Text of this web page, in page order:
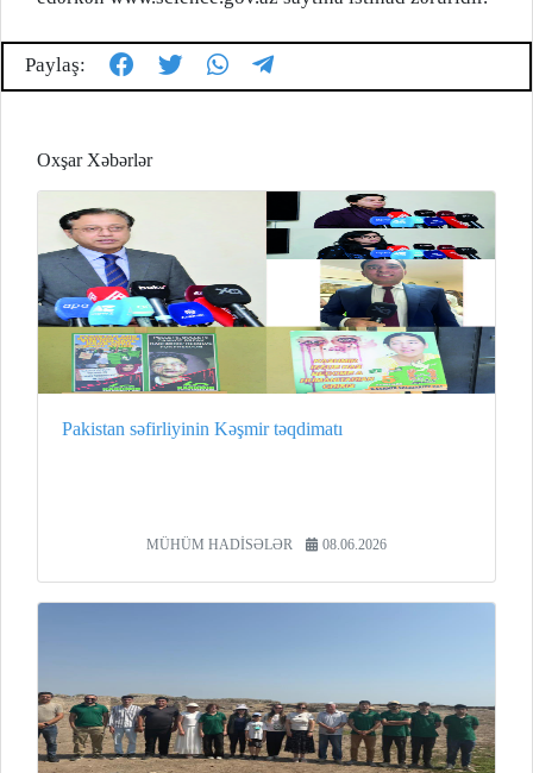
Paylaş:
Oxşar Xəbərlər
Pakistan səfirliyinin Kəşmir təqdimatı
MÜHÜM HADİSƏLƏR 08.06.2026